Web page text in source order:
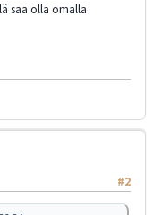
saa olla omalla
#2